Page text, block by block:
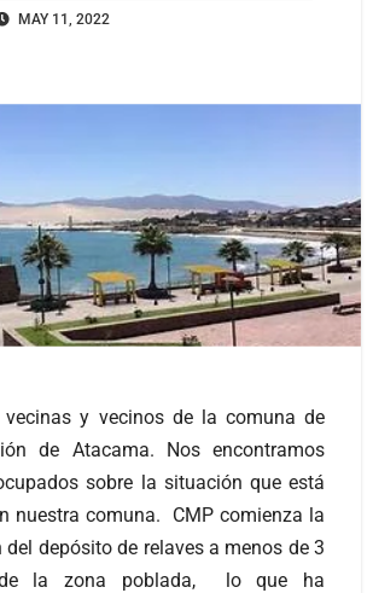
MAY 11, 2022
vecinas y vecinos de la comuna de
de Atacama. Nos encontramos
sobre la situación que está
nuestra comuna. CMP comienza la
depósito de relaves a menos de 3
de la zona poblada, lo que ha